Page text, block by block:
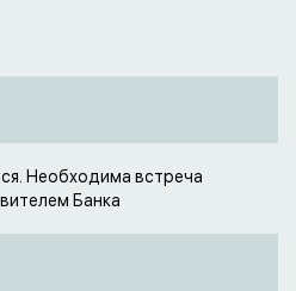
Необходима встреча
Банка